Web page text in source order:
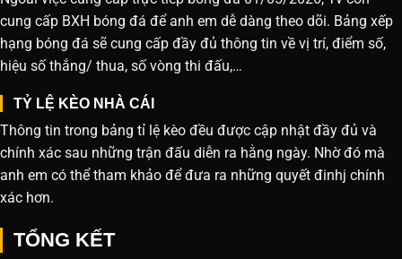
cung cấp BXH bóng đá để anh em dễ dàng theo dõi. Bảng xếp
hạng bóng đá sẽ cung cấp đầy đủ thông tin về vị trí, điểm số,
hiệu số thắng/ thua, số vòng thi đấu,…
TỶ LỆ KÈO NHÀ CÁI
Thông tin trong bảng tỉ lệ kèo đều được cập nhật đầy đủ và
chính xác sau những trận đấu diễn ra hằng ngày. Nhờ đó mà
anh em có thể tham khảo để đưa ra những quyết đinhj chính
xác hơn.
TỔNG KẾT